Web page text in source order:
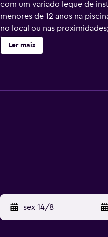
com um variado leque de
menores de 12 anos na
no local ou nas
Ler mais
sex 14/8 -